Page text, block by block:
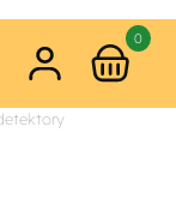
0